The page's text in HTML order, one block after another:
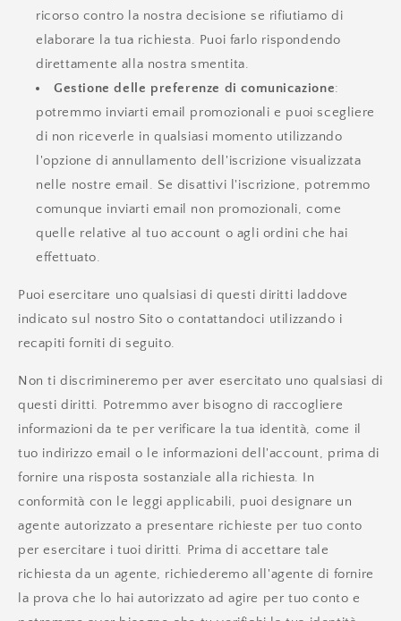
ricorso contro la nostra decisione se rifiutiamo di
elaborare la tua richiesta. Puoi farlo rispondendo
direttamente alla nostra smentita.
Gestione delle preferenze di comunicazione:
potremmo inviarti email promozionali e puoi scegliere
di non riceverle in qualsiasi momento utilizzando
l'opzione di annullamento dell'iscrizione visualizzata
nelle nostre email. Se disattivi l'iscrizione, potremmo
comunque inviarti email non promozionali, come
quelle relative al tuo account o agli ordini che hai
effettuato.
Puoi esercitare uno qualsiasi di questi diritti laddove
indicato sul nostro Sito o contattandoci utilizzando i
recapiti forniti di seguito.
Non ti discrimineremo per aver esercitato uno qualsiasi di
questi diritti. Potremmo aver bisogno di raccogliere
informazioni da te per verificare la tua identità, come il
tuo indirizzo email o le informazioni dell'account, prima di
fornire una risposta sostanziale alla richiesta. In
conformità con le leggi applicabili, puoi designare un
agente autorizzato a presentare richieste per tuo conto
per esercitare i tuoi diritti. Prima di accettare tale
richiesta da un agente, richiederemo all'agente di fornire
la prova che lo hai autorizzato ad agire per tuo conto e